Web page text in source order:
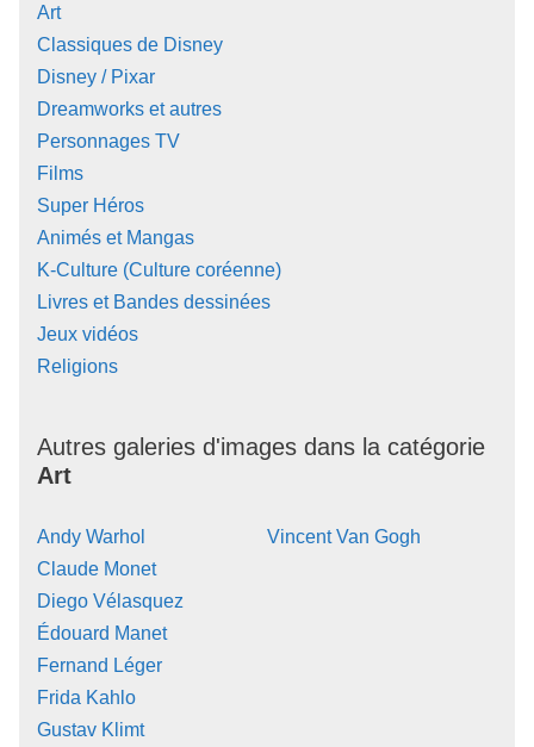
Art
Classiques de Disney
Disney / Pixar
Dreamworks et autres
Personnages TV
Films
Super Héros
Animés et Mangas
K-Culture (Culture coréenne)
Livres et Bandes dessinées
Jeux vidéos
Religions
Autres galeries d'images dans la catégorie
Art
Andy Warhol
Claude Monet
Diego Vélasquez
Édouard Manet
Fernand Léger
Frida Kahlo
Gustav Klimt
Vincent Van Gogh